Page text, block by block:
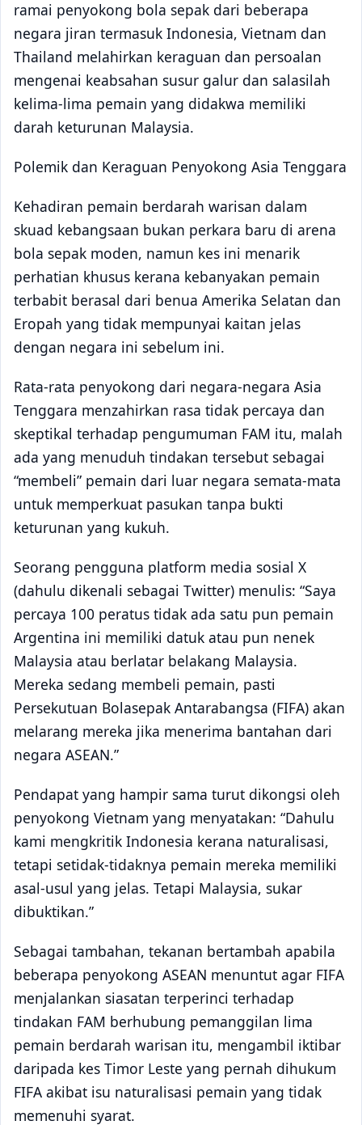
ramai penyokong bola sepak dari beberapa
negara jiran termasuk Indonesia, Vietnam dan
Thailand melahirkan keraguan dan persoalan
mengenai keabsahan susur galur dan salasilah
kelima-lima pemain yang didakwa memiliki
darah keturunan Malaysia.
Polemik dan Keraguan Penyokong Asia Tenggara
Kehadiran pemain berdarah warisan dalam
skuad kebangsaan bukan perkara baru di arena
bola sepak moden, namun kes ini menarik
perhatian khusus kerana kebanyakan pemain
terbabit berasal dari benua Amerika Selatan dan
Eropah yang tidak mempunyai kaitan jelas
dengan negara ini sebelum ini.
Rata-rata penyokong dari negara-negara Asia
Tenggara menzahirkan rasa tidak percaya dan
skeptikal terhadap pengumuman FAM itu, malah
ada yang menuduh tindakan tersebut sebagai
“membeli” pemain dari luar negara semata-mata
untuk memperkuat pasukan tanpa bukti
keturunan yang kukuh.
Seorang pengguna platform media sosial X
(dahulu dikenali sebagai Twitter) menulis: “Saya
percaya 100 peratus tidak ada satu pun pemain
Argentina ini memiliki datuk atau pun nenek
Malaysia atau berlatar belakang Malaysia.
Mereka sedang membeli pemain, pasti
Persekutuan Bolasepak Antarabangsa (FIFA) akan
melarang mereka jika menerima bantahan dari
negara ASEAN.”
Pendapat yang hampir sama turut dikongsi oleh
penyokong Vietnam yang menyatakan: “Dahulu
kami mengkritik Indonesia kerana naturalisasi,
tetapi setidak-tidaknya pemain mereka memiliki
asal-usul yang jelas. Tetapi Malaysia, sukar
dibuktikan.”
Sebagai tambahan, tekanan bertambah apabila
beberapa penyokong ASEAN menuntut agar FIFA
menjalankan siasatan terperinci terhadap
tindakan FAM berhubung pemanggilan lima
pemain berdarah warisan itu, mengambil iktibar
daripada kes Timor Leste yang pernah dihukum
FIFA akibat isu naturalisasi pemain yang tidak
memenuhi syarat.